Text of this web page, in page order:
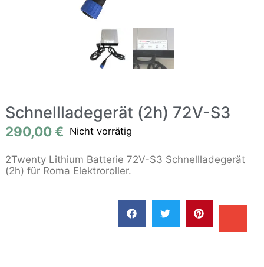
Schnellladegerät (2h) 72V-S3
290,00€ Nicht vorrätig
2Twenty Lithium Batterie 72V-S3 Schnellladegerät
(2h) für Roma Elektroroller.